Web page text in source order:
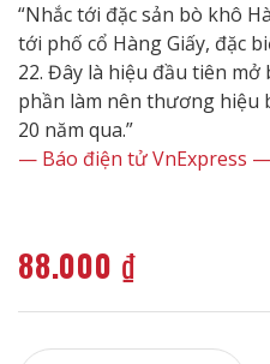
of 5 based on
customer rating
“Nhắc tới đặc sản bò khô
tới phố cổ Hàng Giấy, đặc
22. Đây là hiệu đầu tiên
phần làm nên thương hiệu
20 năm qua.”
— Báo điện tử VnExpress —
88.000 ₫